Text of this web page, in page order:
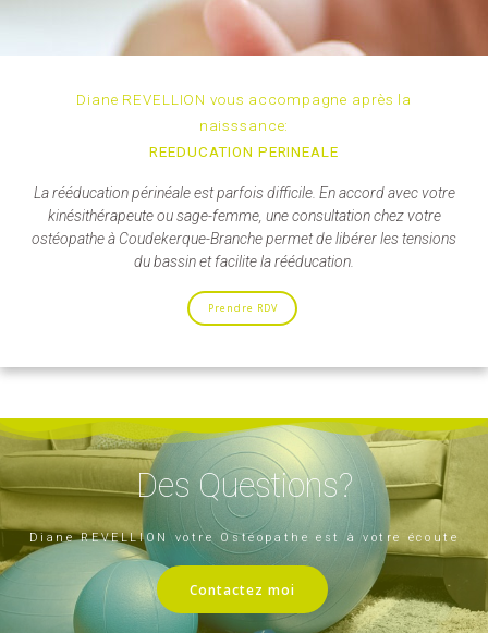
Diane REVELLION vous accompagne après la
naisssance:
REEDUCATION PERINEALE
La rééducation périnéale est parfois difficile. En accord avec votre
kinésithérapeute ou sage-femme, une consultation chez votre
ostéopathe à Coudekerque-Branche permet de libérer les tensions
du bassin et facilite la rééducation.
Prendre RDV
Des Questions?
Diane REVELLION votre Ostéopathe est à votre écoute
Contactez moi